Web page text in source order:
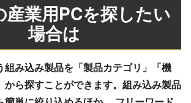
産業用PCを探したい
場合は
組み込み製品を「製品カテゴリ」「機
から探すことができます。組み込み製品